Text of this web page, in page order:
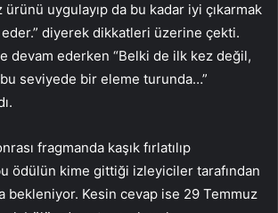
uygulayıp da bu kadar iyi çıkarmak
eder.” diyerek dikkatleri üzerine çekti.
devam ederken “Belki de ilk kez değil,
seviyede bir eleme turunda…”
fragmanda kaşık fırlatılıp
ödülün kime gittiği izleyiciler tarafından
bekleniyor. Kesin cevap ise 29 Temmuz